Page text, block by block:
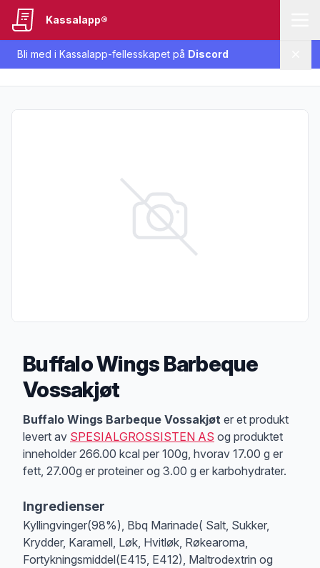
Bli med i Kassalapp-fellesskapet på Discord
Kassalapp®
Buffalo Wings Barbeque
Vossakjøt
Produktbeskrivelse
Buffalo Wings Barbeque Vossakjøt er et produkt
levert av SPESIALGROSSISTEN AS og produktet
inneholder 266.00 kcal per 100g, hvorav 17.00 g er
fett, 27.00g er proteiner og 3.00 g er karbohydrater.
Ingredienser
Kyllingvinger(98%), Bbq Marinade( Salt, Sukker,
Krydder, Karamell, Løk, Hvitløk, Røkearoma,
Fortykningsmiddel(E415, E412), Maltrodextrin og